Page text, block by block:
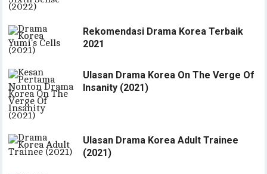
Rekomendasi Drama Korea Terbaik
2021
Ulasan Drama Korea On The Verge Of
Insanity (2021)
Ulasan Drama Korea Adult Trainee
(2021)